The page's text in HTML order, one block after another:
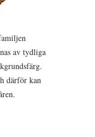
av tydliga
därför kan